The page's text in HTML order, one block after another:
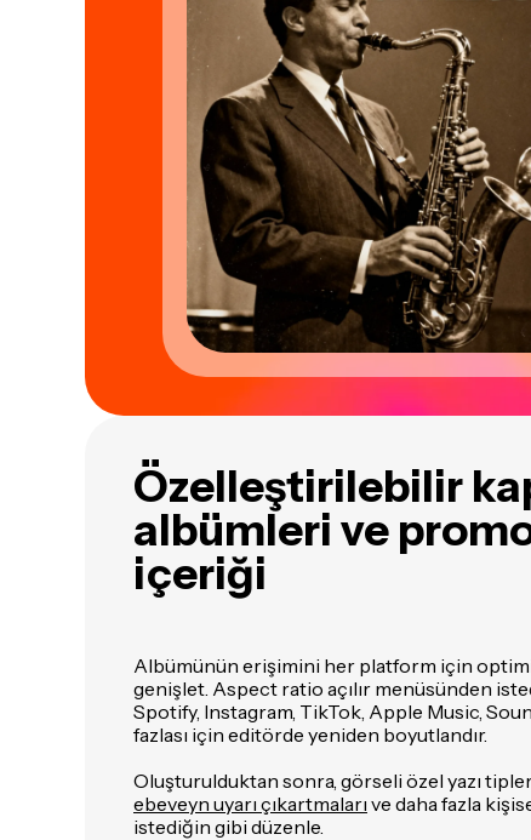
Özelleştirilebilir
albümleri ve
içeriği
Albümünün erişimini her platform için
genişlet. Aspect ratio açılır menüsünden
Spotify, Instagram, TikTok, Apple Music,
fazlası için editörde yeniden boyutlandır.
Oluşturulduktan sonra, görseli özel yazı
ebeveyn uyarı çıkartmaları ve daha fazla
istediğin gibi düzenle.